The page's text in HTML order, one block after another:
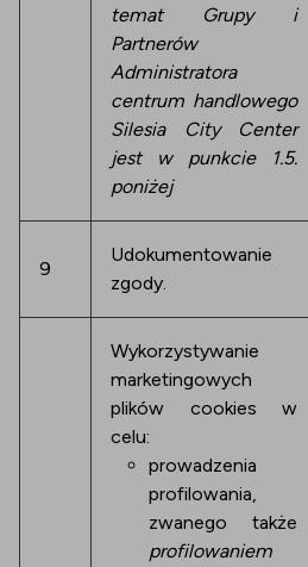
temat Grupy i
Partnerów
Administratora
centrum handlowego
Silesia City Center
jest w punkcie 1.5.
poniżej
9
Udokumentowanie
zgody.
Wykorzystywanie
marketingowych
plików cookies w
celu:
prowadzenia
profilowania,
zwanego także
profilowaniem